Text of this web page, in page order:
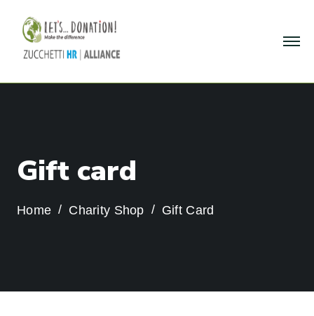
Gift card
Home Charity Shop Gift Card